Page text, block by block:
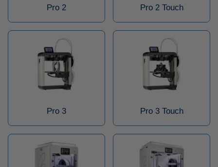
Pro 2 Pro 2 Touch
Pro 3 Pro 3 Touch